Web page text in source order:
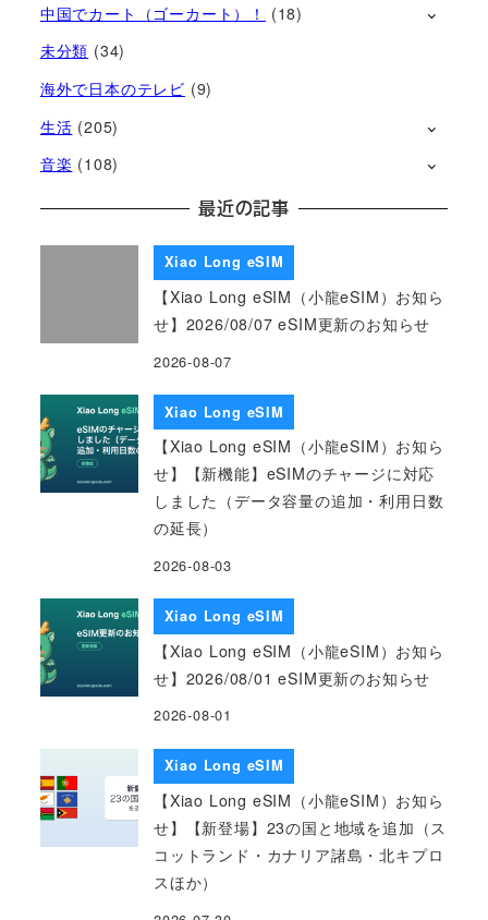
中国でカート（ゴーカート）！
(18)
未分類 (34)
海外で日本のテレビ (9)
生活 (205)
音楽 (108)
最近の記事
Xiao Long eSIM
【Xiao Long eSIM（小龍eSIM）お知ら
せ】2026/08/07 eSIM更新のお知らせ
2026-08-07
Xiao Long eSIM
【Xiao Long eSIM（小龍eSIM）お知ら
せ】【新機能】eSIMのチャージに対応
しました（データ容量の追加・利用日数
の延長）
2026-08-03
Xiao Long eSIM
【Xiao Long eSIM（小龍eSIM）お知ら
せ】2026/08/01 eSIM更新のお知らせ
2026-08-01
Xiao Long eSIM
【Xiao Long eSIM（小龍eSIM）お知ら
せ】【新登場】23の国と地域を追加（ス
コットランド・カナリア諸島・北キプロ
スほか）